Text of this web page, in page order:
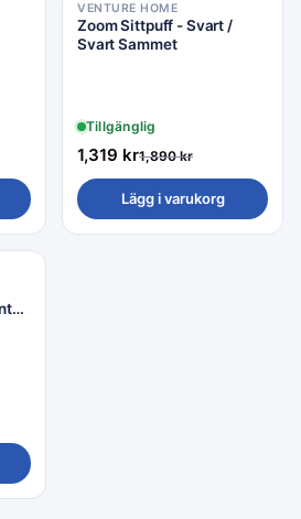
Rea −30%
VENTURE HOME
Zoom Sittpuff - Svart /
Svart Sammet
Tillgänglig
1,319 kr1,890kr
Lägg i varukorg